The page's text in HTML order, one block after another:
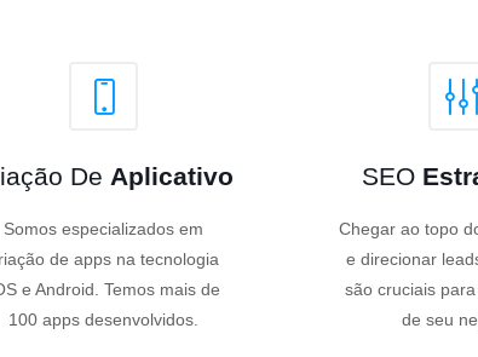
De Aplicativo
Somos especializados em
de apps na tecnologia
e Android. Temos mais de
100 apps desenvolvidos.
SEO
Chegar ao topo
e direcionar
são cruciais
de seu